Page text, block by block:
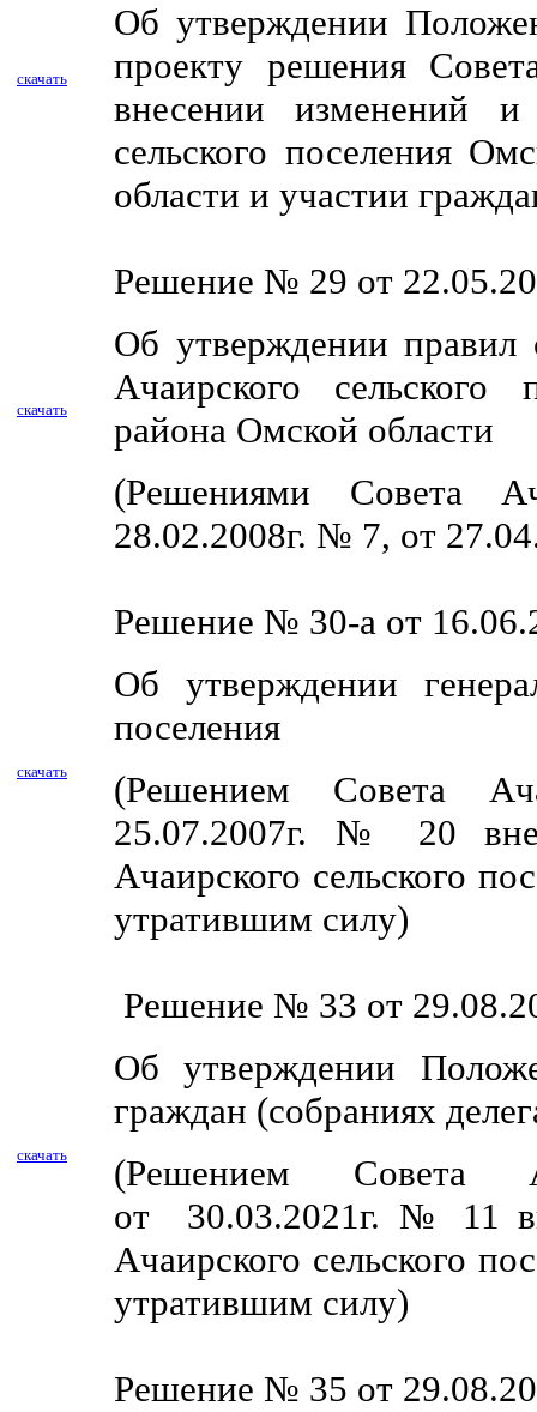
скачать
Об утверждении
проекту решения
внесении изменений
сельского поселения
области и участии
скачать
Решение № 29 от
Об утверждении правил
Ачаирского сельского
района Омской области
(Решениями Совета
28.02.2008г. № 7, от
скачать
Решение № 30-а от
Об утверждении
поселения
(Решением Совета
25.07.2007г. № 20
Ачаирского сельского
утратившим силу)
скачать
Решение № 33 от
Об утверждении
граждан (собраниях
(Решением Совета
от
30.03.2021г. № 11
Ачаирского сельского
утратившим силу)
Решение № 35 от